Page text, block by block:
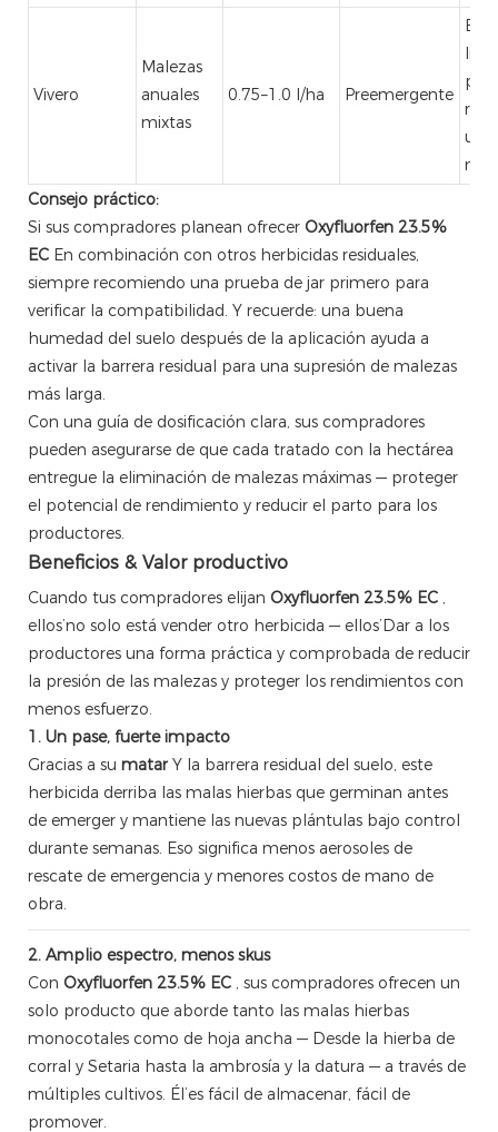
Vivero
Malezas
anuales
mixtas
0.75–1.0 l/ha Preemergente
El
una
Consejo práctico:
Si sus compradores planean ofrecer Oxyfluorfen 23.5%
EC En combinación con otros herbicidas residuales,
siempre recomiendo una prueba de jar primero para
verificar la compatibilidad. Y recuerde: una buena
humedad del suelo después de la aplicación ayuda a
activar la barrera residual para una supresión de malezas
más larga.
Con una guía de dosificación clara, sus compradores
pueden asegurarse de que cada tratado con la hectárea
entregue la eliminación de malezas máximas — proteger
el potencial de rendimiento y reducir el parto para los
productores.
Beneficios & Valor productivo
Cuando tus compradores elijan Oxyfluorfen 23.5% EC ,
ellos’no solo está vender otro herbicida — ellos’Dar a los
productores una forma práctica y comprobada de reducir
la presión de las malezas y proteger los rendimientos con
menos esfuerzo.
1. Un pase, fuerte impacto
Gracias a su matarY la barrera residual del suelo, este
herbicida derriba las malas hierbas que germinan antes
de emerger y mantiene las nuevas plántulas bajo control
durante semanas. Eso significa menos aerosoles de
rescate de emergencia y menores costos de mano de
obra.
2. Amplio espectro, menos skus
Con Oxyfluorfen 23.5% EC , sus compradores ofrecen un
solo producto que aborde tanto las malas hierbas
monocotales como de hoja ancha — Desde la hierba de
corral y Setaria hasta la ambrosía y la datura — a través de
múltiples cultivos. Él’es fácil de almacenar, fácil de
promover.